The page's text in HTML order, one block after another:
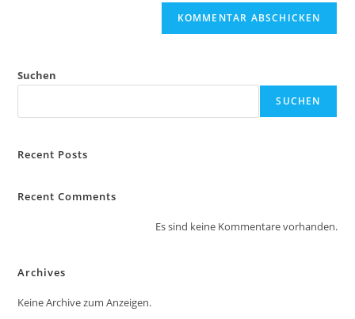
Suchen
SUCHEN
Recent Posts
Recent Comments
Es sind keine Kommentare vorhanden.
Archives
Keine Archive zum Anzeigen.